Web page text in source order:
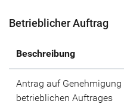
Betrieblicher Auftrag
Beschreibung
Antrag auf Genehmigung
betrieblichen Auftrages